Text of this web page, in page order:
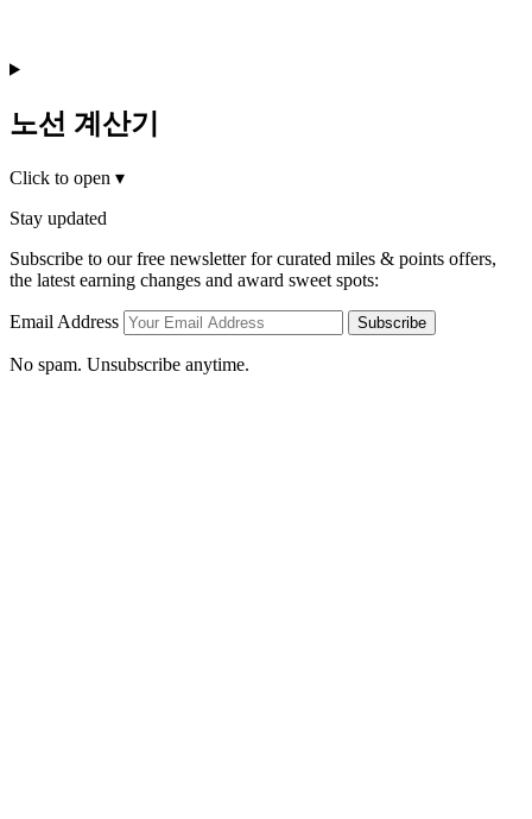
노선 계산기
Click to open ▾
Stay updated
Subscribe to our free newsletter for curated miles & points offers,
the latest earning changes and award sweet spots:
Email Address Subscribe
No spam. Unsubscribe anytime.